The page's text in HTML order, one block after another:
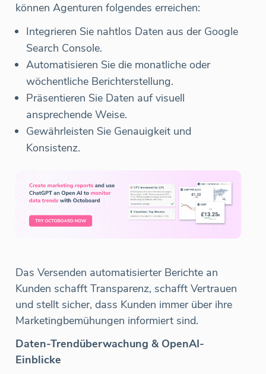
können Agenturen folgendes erreichen:
Integrieren Sie nahtlos Daten aus der Google
Search Console.
Automatisieren Sie die monatliche oder
wöchentliche Berichterstellung.
Präsentieren Sie Daten auf visuell
ansprechende Weise.
Gewährleisten Sie Genauigkeit und
Konsistenz.
Das Versenden automatisierter Berichte an
Kunden schafft Transparenz, schafft Vertrauen
und stellt sicher, dass Kunden immer über ihre
Marketingbemühungen informiert sind.
Daten-Trendüberwachung & OpenAI-
Einblicke